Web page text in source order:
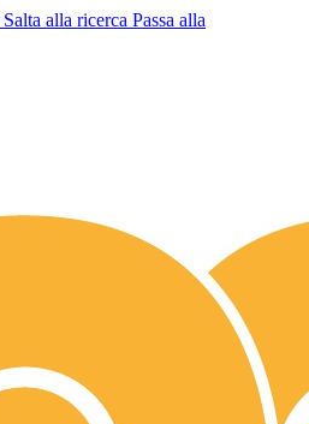
Salta alla ricerca Passa alla